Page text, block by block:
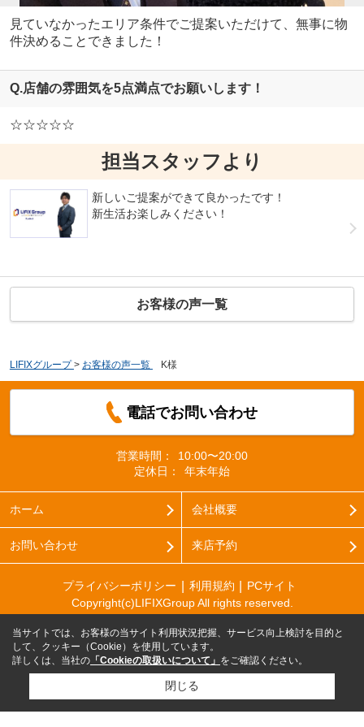
見ていなかったエリア条件でご提案いただけて、無事に物
件決めることできました！
Q.店舗の雰囲気を5点満点でお願いします！
☆☆☆☆☆
担当スタッフより
新しいご提案ができて良かったです！
新生活お楽しみください！
お客様の声一覧
LIFIXグループ > お客様の声一覧 K様
電話でお問い合わせ
営業時間：
10:00〜20:00
定休日：
年末年始
ホーム 会社概要
お問い合わせ 来店予約
プライバシーポリシー 利用規約
PCサイト
Copyright(c)LIFIXGroup All rights reserved.
当サイトでは、お客様の当サイト利用状況把握、サービス向上検討を目的と
して、クッキー（Cookie）を使用しています。
詳しくは、当社の 「Cookieの取扱いについて」 をご確認ください。
閉じる